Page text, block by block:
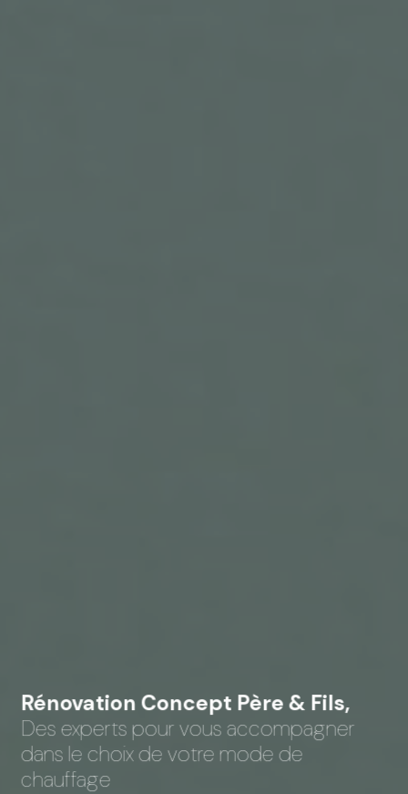
Rénovation Concept Père & Fils,
Des experts pour vous accompagner
dans le choix de votre mode de
chauffage